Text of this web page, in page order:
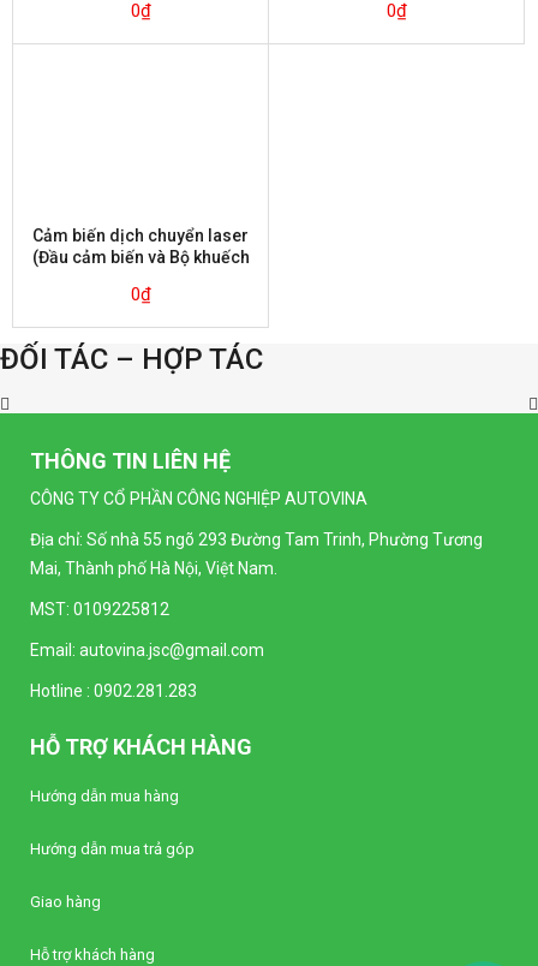
0₫ 0₫
Cảm biến dịch chuyển laser
(Đầu cảm biến và Bộ khuếch
0₫
ĐỐI TÁC – HỢP TÁC
THÔNG TIN LIÊN HỆ
CÔNG TY CỔ PHẦN CÔNG NGHIỆP AUTOVINA
Địa chỉ: Số nhà 55 ngõ 293 Đường Tam Trinh, Phường Tương
Mai, Thành phố Hà Nội, Việt Nam.
MST: 0109225812
Email: autovina.jsc@gmail.com
Hotline : 0902.281.283
HỖ TRỢ KHÁCH HÀNG
Hướng dẫn mua hàng
Hướng dẫn mua trả góp
Giao hàng
Hỗ trợ khách hàng